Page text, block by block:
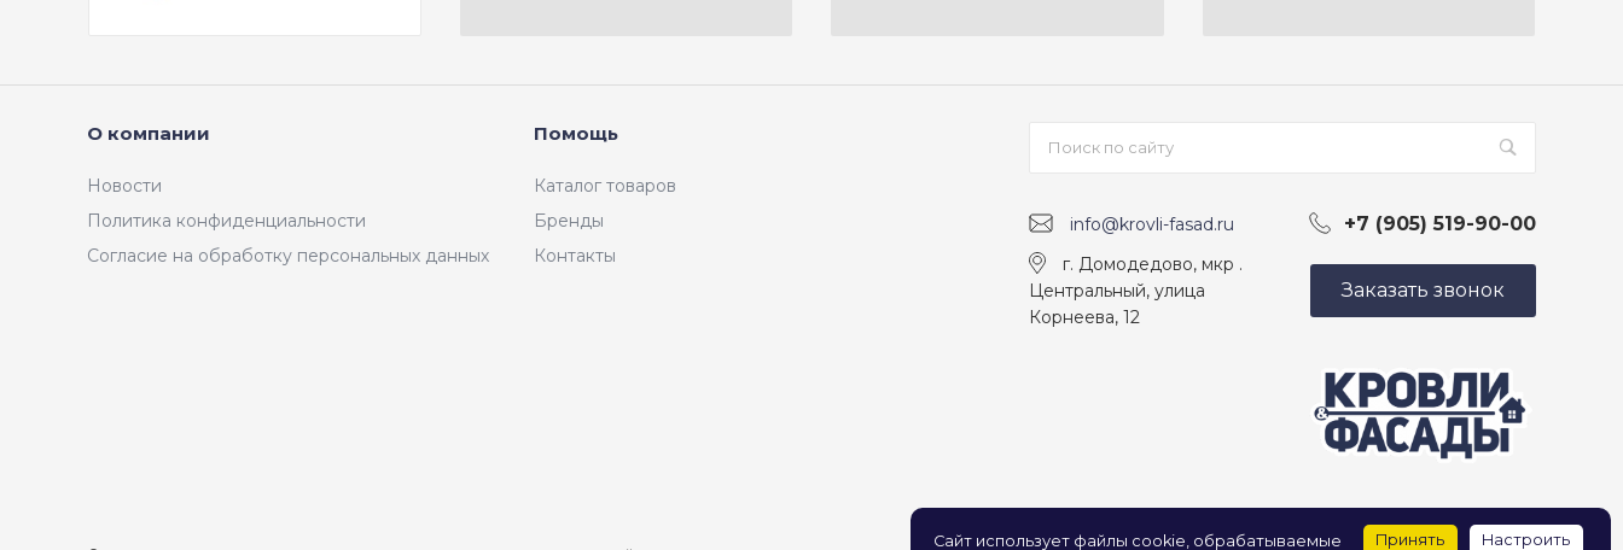
О компании
Новости
Политика конфиденциальности
Согласие на обработку персональных данных
Помощь
Каталог товаров
Бренды
Контакты
info@krovli-fasad.ru +7 (905) 519-90-00
г. Домодедово, мкр .
Центральный, улица
Корнеева, 12
Заказать звонок
Сайт использует файлы cookie, обрабатываемые Принять Настроить